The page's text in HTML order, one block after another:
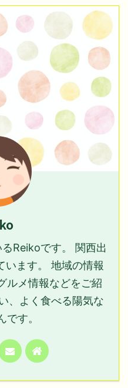
Reikoです。 関西出
います。 地域の情報
ルメ情報などをご紹
、よく食べる陽気な
です。